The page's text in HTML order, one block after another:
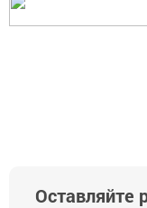
Оставляйте